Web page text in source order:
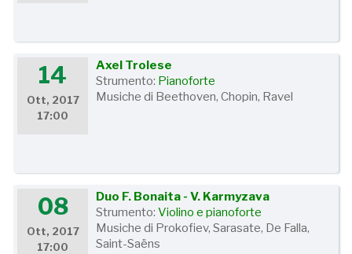
14
Ott, 2017
17:00
Axel Trolese
Strumento: Pianoforte
Musiche di Beethoven, Chopin, Ravel
08
Ott, 2017
17:00
Duo F. Bonaita - V. Karmyzava
Strumento:Violino e pianoforte
Musiche di Prokofiev, Sarasate, De Falla,
Saint-Saëns